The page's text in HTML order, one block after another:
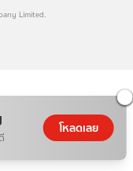
โหลดเลย
Limited.